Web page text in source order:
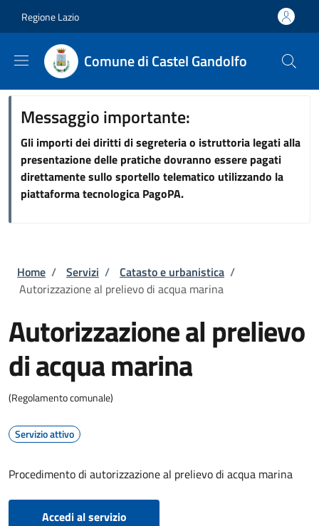
Regione Lazio
Comune di Castel Gandolfo
Messaggio importante:
Gli importi dei diritti di segreteria o istruttoria legati alla
presentazione delle pratiche dovranno essere pagati
direttamente sullo sportello telematico utilizzando la
piattaforma tecnologica PagoPA.
Briciole di pane
Home / Servizi / Catasto e urbanistica /
Autorizzazione al prelievo di acqua marina
Autorizzazione al prelievo
di acqua marina
(Regolamento comunale)
Servizio attivo
Procedimento di autorizzazione al prelievo di acqua marina
Accedi al servizio